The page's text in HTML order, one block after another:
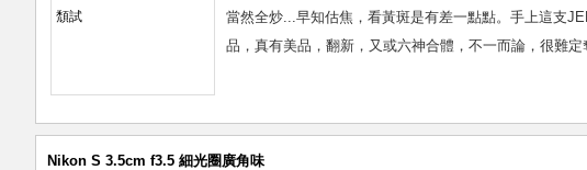
當然全炒...早知估焦，看黃斑是有差一點點。手上這支
品，真有美品，翻新，又或六神合體，不一而論，很難
Nikon S 3.5cm f3.5 細光圈廣角味